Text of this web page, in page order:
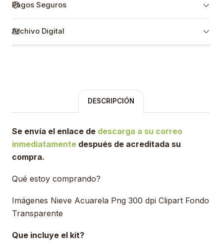
Pagos Seguros
Archivo Digital
DESCRIPCIÓN
Se envía el enlace de descarga a su correo
inmediatamente después de acreditada su
compra.
Qué estoy comprando?
Imágenes Nieve Acuarela Png 300 dpi Clipart Fondo
Transparente
Que incluye el kit?